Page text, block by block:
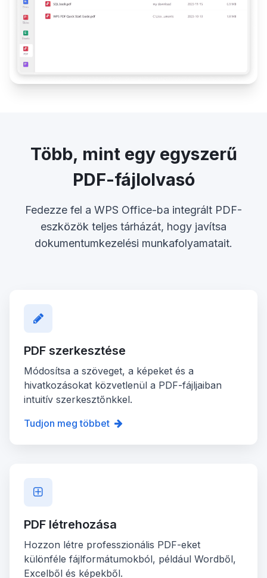
Több, mint egy egyszerű
PDF-fájlolvasó
Fedezze fel a WPS Office-ba integrált PDF-
eszközök teljes tárházát, hogy javítsa
dokumentumkezelési munkafolyamatait.
PDF szerkesztése
Módosítsa a szöveget, a képeket és a
hivatkozásokat közvetlenül a PDF-fájljaiban
intuitív szerkesztőnkkel.
Tudjon meg többet
PDF létrehozása
Hozzon létre professzionális PDF-eket
különféle fájlformátumokból, például Wordből,
Excelből és képekből.